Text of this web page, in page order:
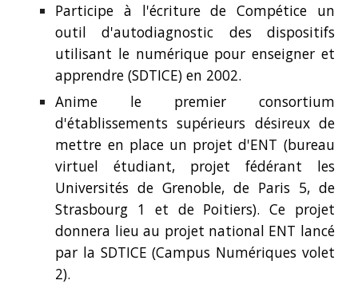
Participe à l'écriture de Compétice un
outil d'autodiagnostic des dispositifs
utilisant le numérique pour enseigner et
apprendre (SDTICE) en 2002.
Anime le premier consortium
d'établissements supérieurs désireux de
mettre en place un projet d'ENT (bureau
virtuel étudiant, projet fédérant les
Universités de Grenoble, de Paris 5, de
Strasbourg 1 et de Poitiers). Ce projet
donnera lieu au projet national ENT lancé
par la SDTICE (Campus Numériques volet
2).